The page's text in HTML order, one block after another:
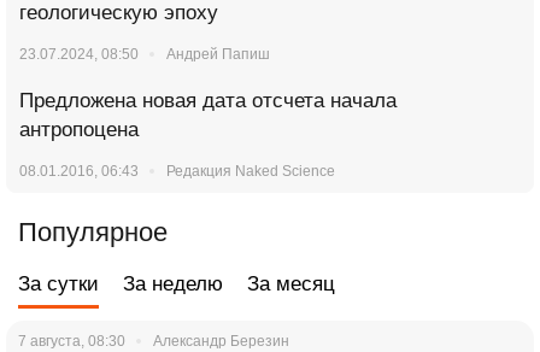
геологическую эпоху
23.07.2024, 08:50 Андрей Папиш
Предложена новая дата отсчета начала
антропоцена
08.01.2016, 06:43 Редакция Naked Science
Популярное
За сутки За неделю За месяц
7 августа, 08:30 Александр Березин